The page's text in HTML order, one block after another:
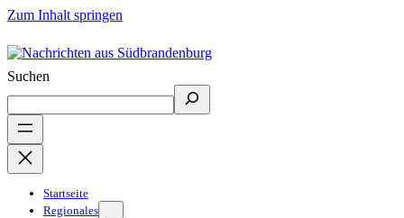
Zum Inhalt springen
Suchen
Startseite
Regionales